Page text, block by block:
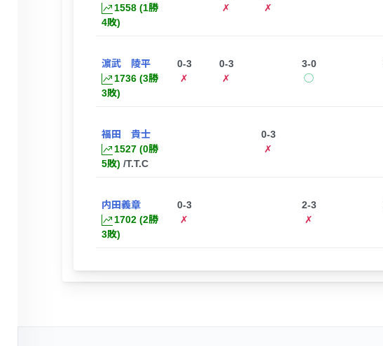
1558 (1勝
4敗)
✗
✗
濵武 陵平
1736 (3勝
3敗)
0-3
✗
0-3
✗
3-0
◯
福田 貴士
1527 (0勝
5敗) /T.T.C
0-3
✗
内田義章
1702 (2勝
3敗)
0-3
✗
2-3
✗